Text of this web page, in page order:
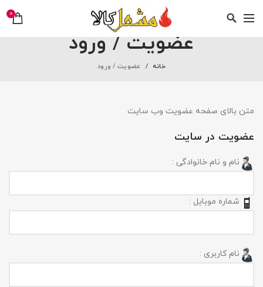
0
عضویت / ورود
خانه عضویت / ورود
متن بالای صفحه عضویت وب سایت
عضویت در سایت
نام و نام خانوادگی :
شماره موبایل :
نام کاربری :